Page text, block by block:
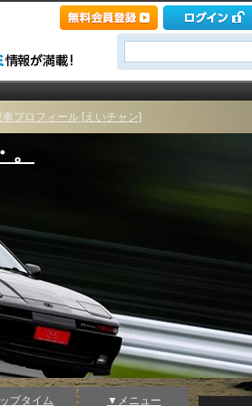
車プロフィール [えいチャン]
プタイム ▼メニュー